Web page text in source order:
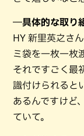
―具体的な取り
HY 新里英之さ
ミ袋を一枚一枚
それですごく最
識付けられると
あるんですけど
ていて。